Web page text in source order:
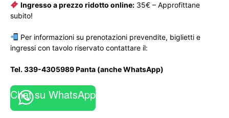
Ingresso a prezzo ridotto online:35€ – Approfittane
subito!
Per informazioni su prenotazioni prevendite, biglietti e
ingressi con tavolo riservato contattare il:
Tel. 339-4305989 Panta (anche WhatsApp)
Chat su WhatsApp